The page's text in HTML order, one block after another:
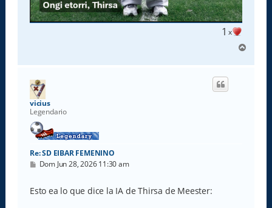
1 x
r
vicius
Legendario
Re: SD EIBAR FEMENINO
M
s
a
Dom Jun 28, 2026 11:30 am
Esto ea lo que dice la IA de Thirsa de Meester: